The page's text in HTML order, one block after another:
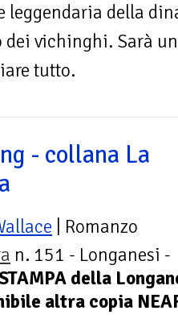
leggendaria della
dei vichinghi. Sarà
tutto.
- collana La
| Romanzo
n. 151 - Longanesi -
della
altra copia